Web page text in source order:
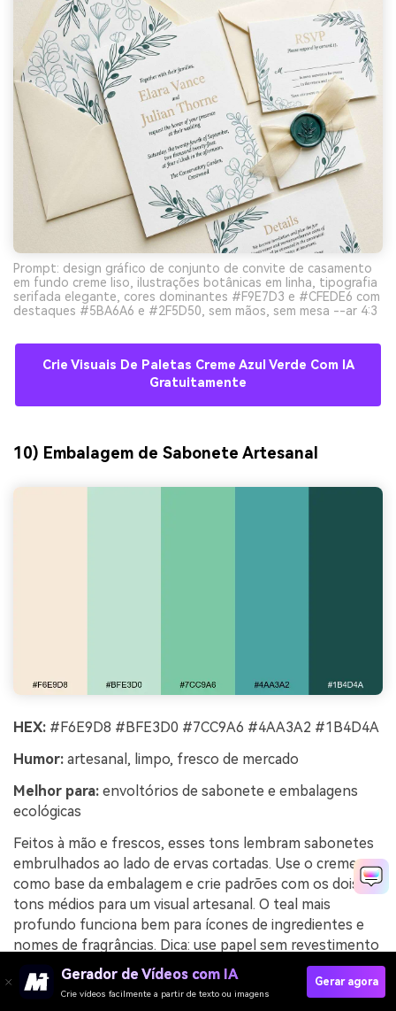
Prompt: design gráfico de conjunto de convite de casamento
em fundo creme liso, ilustrações botânicas em linha, tipografia
serifada elegante, cores dominantes #F9E7D3 e #CFEDE6 com
destaques #5BA6A6 e #2F5D50, sem mãos, sem mesa --ar 4:3
Crie Visuais De Paletas Creme Azul Verde Com IA
Gratuitamente
10) Embalagem de Sabonete Artesanal
HEX: #F6E9D8 #BFE3D0 #7CC9A6 #4AA3A2 #1B4D4A
Humor: artesanal, limpo, fresco de mercado
Melhor para: envoltórios de sabonete e embalagens
ecológicas
Feitos à mão e frescos, esses tons lembram sabonetes
embrulhados ao lado de ervas cortadas. Use o creme
como base da embalagem e crie padrões com os dois
tons médios para um visual artesanal. O teal mais
profundo funciona bem para ícones de ingredientes e
nomes de fragrâncias. Dica: use papel sem revestimento
e mantenha a paleta levemente suave para preservar o
aspecto ecológico autêntico.
Gerador de Vídeos com IA
Crie vídeos facilmente a partir de texto ou imagens
Gerar agora